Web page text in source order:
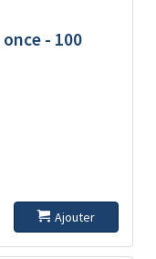
- 100
Ajouter